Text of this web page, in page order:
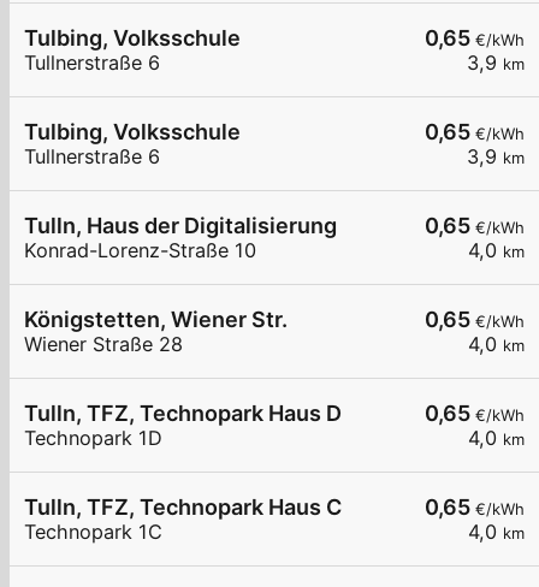
0,65 €/kWh
3,9 km
Tulbing, Volksschule
Tullnerstraße 6
0,65 €/kWh
3,9 km
Tulbing, Volksschule
Tullnerstraße 6
0,65 €/kWh
4,0 km
Tulln, Haus der Digitalisierung
Konrad-Lorenz-Straße 10
0,65 €/kWh
4,0 km
Königstetten, Wiener Str.
Wiener Straße 28
0,65 €/kWh
4,0 km
Tulln, TFZ, Technopark Haus D
Technopark 1D
0,65 €/kWh
4,0 km
Tulln, TFZ, Technopark Haus C
Technopark 1C